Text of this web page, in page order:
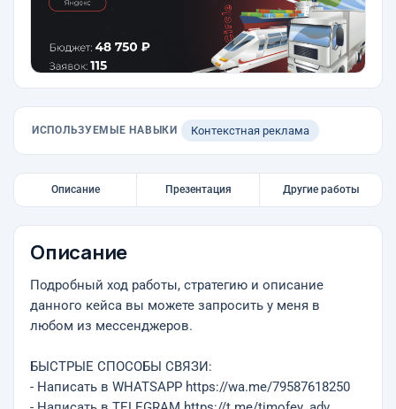
ИСПОЛЬЗУЕМЫЕ НАВЫКИ Контекстная реклама
Описание Презентация Другие работы
Описание
Подробный ход работы, стратегию и описание
данного кейса вы можете запросить у меня в
любом из мессенджеров.
БЫСТРЫЕ СПОСОБЫ СВЯЗИ:
- Написать в WHATSAPP https://wa.me/79587618250